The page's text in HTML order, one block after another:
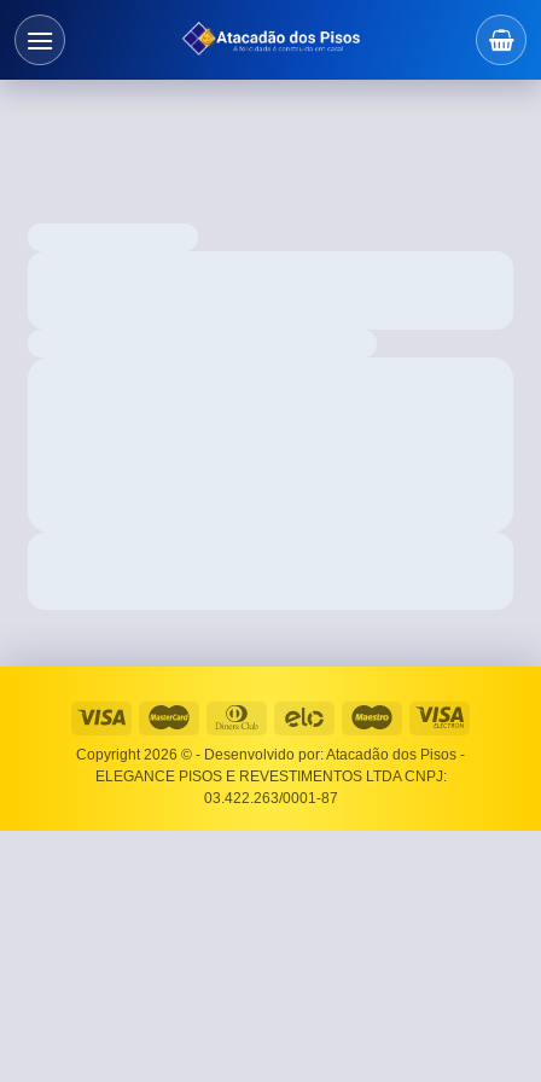
Copyright 2026 © - Desenvolvido por: Atacadão dos Pisos -
ELEGANCE PISOS E REVESTIMENTOS LTDA CNPJ:
03.422.263/0001-87